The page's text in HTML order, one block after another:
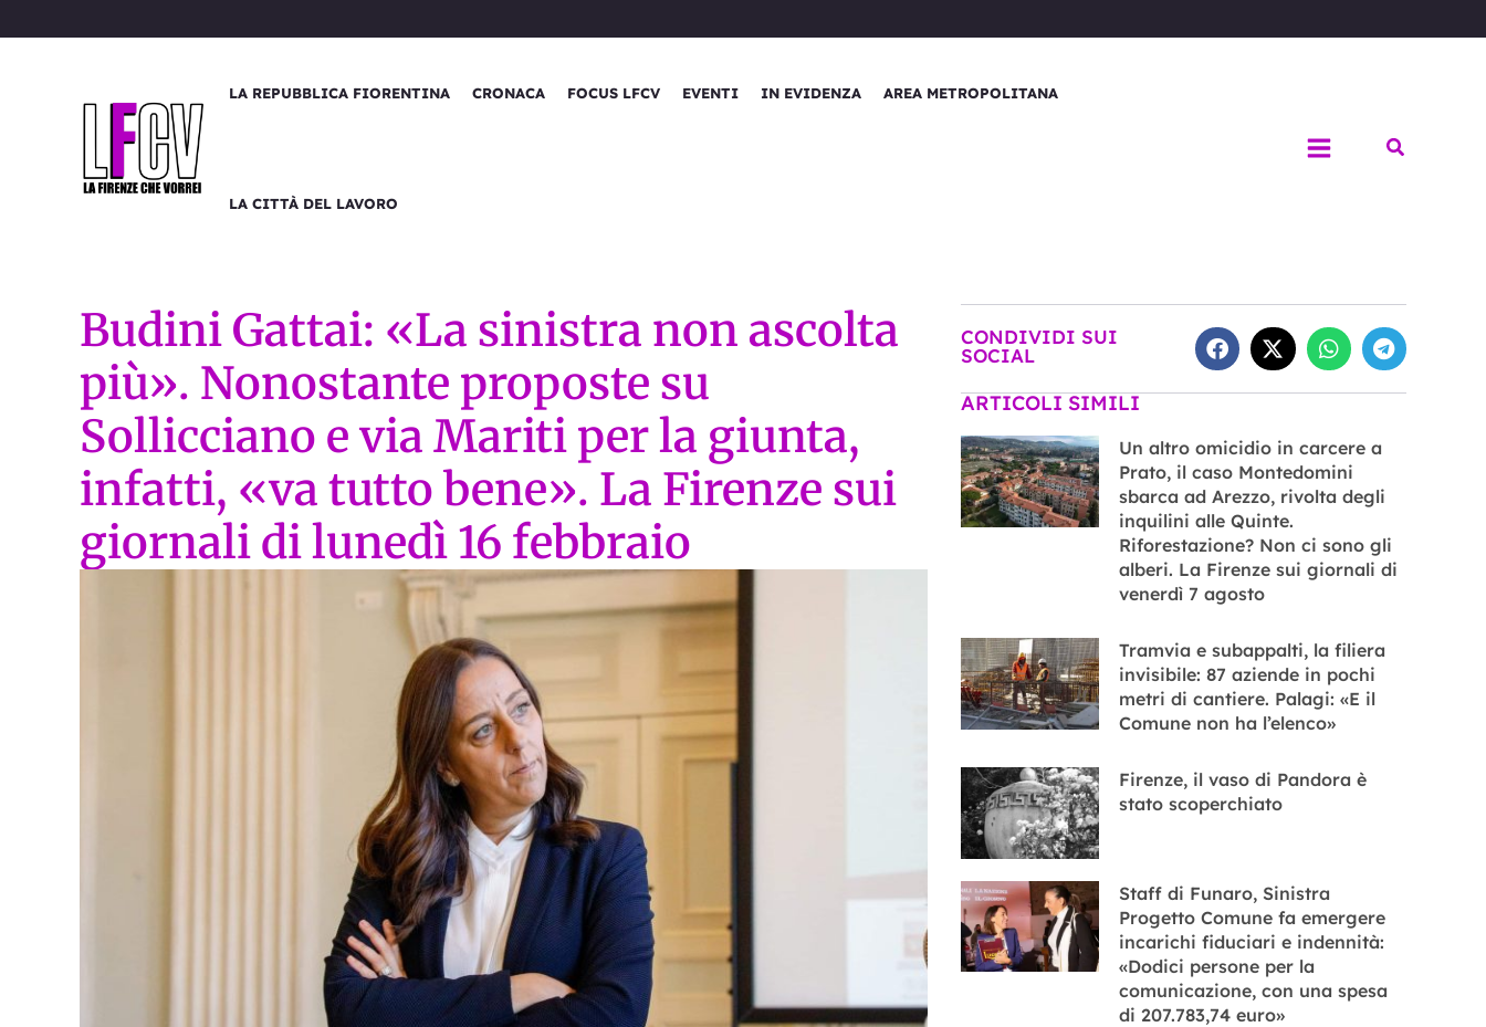
al
LA REPUBBLICA FIORENTINA CRONACA FOCUS LFCV EVENTI IN EVIDENZA AREA METROPOLITANA
LA CITTÀ DEL LAVORO
Cerca
Budini Gattai: «La sinistra non ascolta
più». Nonostante proposte su
Sollicciano e via Mariti per la giunta,
infatti, «va tutto bene». La Firenze sui
giornali di lunedì 16 febbraio
CONDIVIDI SUI
SOCIAL
ARTICOLI SIMILI
Un altro omicidio in carcere a
Prato, il caso Montedomini
sbarca ad Arezzo, rivolta degli
inquilini alle Quinte.
Riforestazione? Non ci sono gli
alberi. La Firenze sui giornali di
venerdì 7 agosto
Tramvia e subappalti, la filiera
invisibile: 87 aziende in pochi
metri di cantiere. Palagi: «E il
Comune non ha l’elenco»
Firenze, il vaso di Pandora è
stato scoperchiato
Staff di Funaro, Sinistra
Progetto Comune fa emergere
incarichi fiduciari e indennità:
«Dodici persone per la
comunicazione, con una spesa
di 207.783,74 euro»